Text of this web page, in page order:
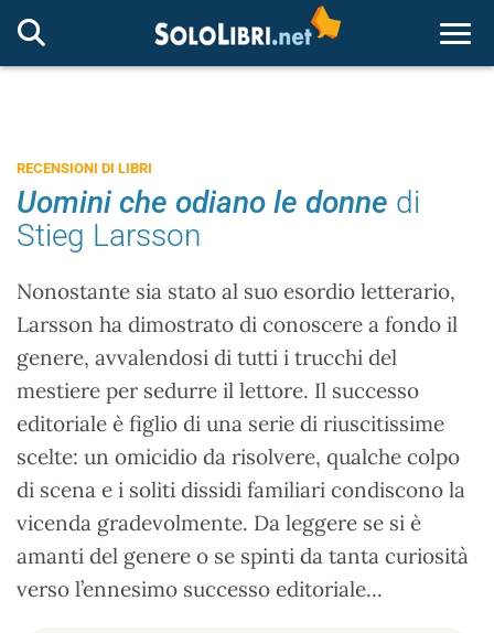
RECENSIONI DI LIBRI
Uomini che odiano le donne di
Stieg Larsson
Nonostante sia stato al suo esordio letterario,
Larsson ha dimostrato di conoscere a fondo il
genere, avvalendosi di tutti i trucchi del
mestiere per sedurre il lettore. Il successo
editoriale è figlio di una serie di riuscitissime
scelte: un omicidio da risolvere, qualche colpo
di scena e i soliti dissidi familiari condiscono la
vicenda gradevolmente. Da leggere se si è
amanti del genere o se spinti da tanta curiosità
verso l’ennesimo successo editoriale...